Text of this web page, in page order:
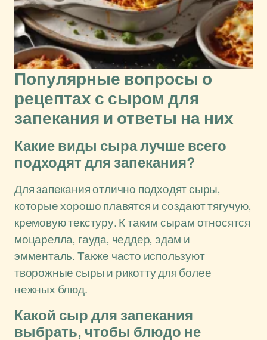
Популярные вопросы о
рецептах с сыром для
запекания и ответы на них
Какие виды сыра лучше всего
подходят для запекания?
Для запекания отлично подходят сыры,
которые хорошо плавятся и создают тягучую,
кремовую текстуру. К таким сырам относятся
моцарелла, гауда, чеддер, эдам и
эмменталь. Также часто используют
творожные сыры и рикотту для более
нежных блюд.
Какой сыр для запекания
выбрать, чтобы блюдо не